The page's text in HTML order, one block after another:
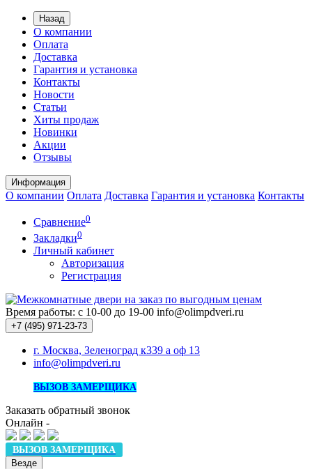
Назад
О компании
Оплата
Доставка
Гарантия и установка
Контакты
Новости
Статьи
Хиты продаж
Новинки
Акции
Отзывы
Информация
О компании Оплата Доставка Гарантия и установка Контакты
Сравнение0
Закладки0
Личный кабинет
Авторизация
Регистрация
Время работы: с 10-00 до 19-00 info@olimpdveri.ru
+7 (495) 971-23-73
г. Москва, Зеленоград к339 а оф 13
info@olimpdveri.ru
ВЫЗОВ ЗАМЕРЩИКА
Заказать обратный звонок
Онлайн -
ВЫЗОВ ЗАМЕРЩИКА
Везде